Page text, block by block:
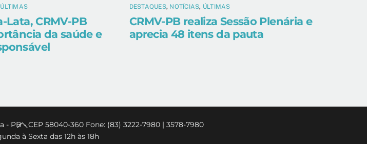
ÚLTIMAS
Lata, CRMV-PB
da saúde e
DESTAQUES, NOTÍCIAS, ÚLTIMAS
CRMV-PB realiza Sessão Plenária e
aprecia 48 itens da pauta
Back
To
- PB - CEP 58040-360 Fone: (83) 3222-7980 | 3578-7980
à Sexta das 12h às 18h